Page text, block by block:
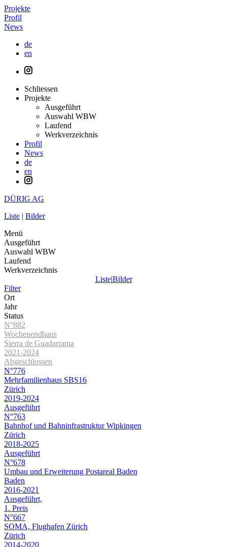
Projekte
Profil
News
de
en
Schliessen
Projekte
Ausgeführt
Auswahl WBW
Laufend
Werkverzeichnis
Profil
News
de
en
DÜRIG AG
Liste | Bilder
Menü
Ausgeführt
Auswahl WBW
Laufend
Werkverzeichnis
Liste|Bilder
Filter
Ort
Jahr
Status
N°882
Wochenendhaus
Sierra de Guadarrama
2021-2024
Abgeschlossen
N°776
Mehrfamilienhaus SBS16
Zürich
2019-2024
Ausgeführt
N°763
Bahnhof und Bahninfrastruktur Wipkingen
Zürich
2018-2025
Ausgeführt
N°678
Umbau und Erweiterung Postareal Baden
Baden
2016-2021
Ausgeführt,
1. Preis
N°667
SOMA, Flughafen Zürich
Zürich
2014-2020